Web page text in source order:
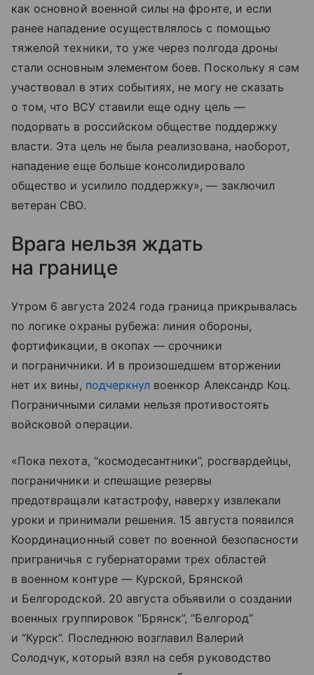
как основной военной силы на фронте, и если
ранее нападение осуществлялось с помощью
тяжелой техники, то уже через полгода дроны
стали основным элементом боев. Поскольку я сам
участвовал в этих событиях, не могу не сказать
о том, что ВСУ ставили еще одну цель —
подорвать в российском обществе поддержку
власти. Эта цель не была реализована, наоборот,
нападение еще больше консолидировало
общество и усилило поддержку», — заключил
ветеран СВО.
Врага нельзя ждать
на границе
Утром 6 августа 2024 года граница прикрывалась
по логике охраны рубежа: линия обороны,
фортификации, в окопах — срочники
и пограничники. И в произошедшем вторжении
нет их вины, подчеркнул военкор Александр Коц.
Пограничными силами нельзя противостоять
войсковой операции.
«Пока пехота, “космодесантники”, росгвардейцы,
пограничники и спешащие резервы
предотвращали катастрофу, наверху извлекали
уроки и принимали решения. 15 августа появился
Координационный совет по военной безопасности
приграничья с губернаторами трех областей
в военном контуре — Курской, Брянской
и Белгородской. 20 августа объявили о создании
военных группировок “Брянск”, “Белгород”
и “Курск”. Последнюю возглавил Валерий
Солодчук, который взял на себя руководство